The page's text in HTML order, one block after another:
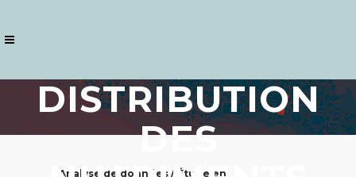
DISTRIBUTION
DES
Analyse de données / Étude en